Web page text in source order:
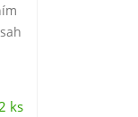
ks